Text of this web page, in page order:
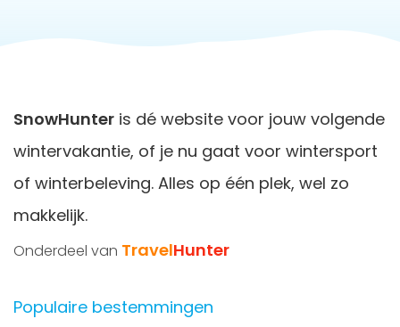
SnowHunter is dé website voor jouw volgende
wintervakantie, of je nu gaat voor wintersport
of winterbeleving. Alles op één plek, wel zo
makkelijk.
Onderdeel van TravelHunter
Populaire bestemmingen